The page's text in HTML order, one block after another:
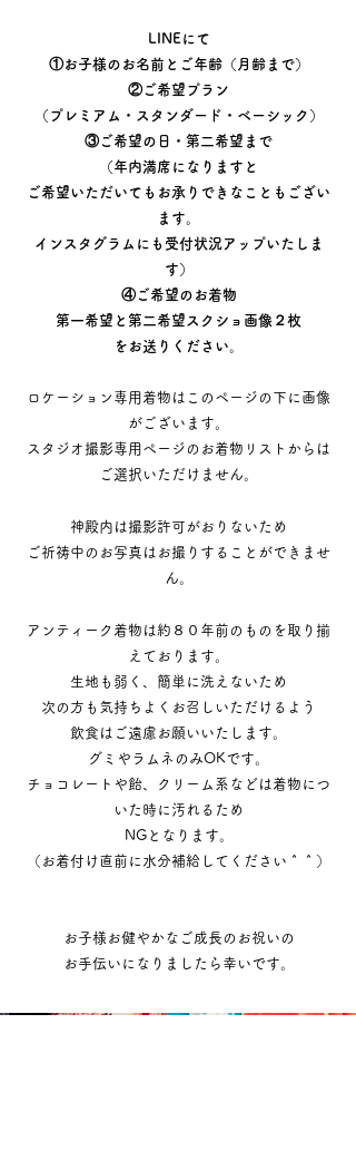
​LINEにて
①お子様のお名前とご年齢（月齢まで）
​②ご希望プラン
（プレミアム・スタンダード・ベーシック）
③ご希望の日・第二希望まで​
（年内満席になりますと
ご希望いただいてもお承りできなこともござい
ます。
インスタグラムにも受付状況アップいたしま
す）
④ご希望のお着物
第一希望と第二希望スクショ画像２枚
をお送りください。
ロケーション専用着物はこのページの下に画像
がございます。
スタジオ撮影専用ページのお着物リストからは
ご選択いただけません。
神殿内は撮影許可がおりないため
ご祈祷中のお写真はお撮りすることができませ
ん。
アンティーク着物は約８０年前のものを取り揃
えております。
生地も弱く、簡単に洗えないため
次の方も気持ちよくお召しいただけるよう
飲食はご遠慮お願いいたします。
グミやラムネのみOKです。
チョコレートや飴、クリーム系などは着物につ
いた時に汚れるため
​NGとなります。
​（お着付け直前に水分補給してください＾＾）
​お子様お健やかなご成長のお祝いの
お手伝いになりましたら幸いです。